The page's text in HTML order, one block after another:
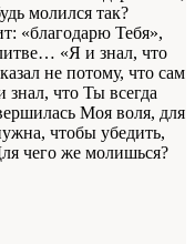
молился так?
«благодарю Тебя»,
«Я и знал, что
не потому, что сам
знал, что Ты всегда
Моя воля, для
чтобы убедить,
чего же молишься?